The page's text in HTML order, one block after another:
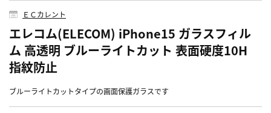
ＥＣカレント
エレコム(ELECOM) iPhone15 ガラスフィル
ム 高透明 ブルーライトカット 表面硬度10H
指紋防止
ブルーライトカットタイプの画面保護ガラスです